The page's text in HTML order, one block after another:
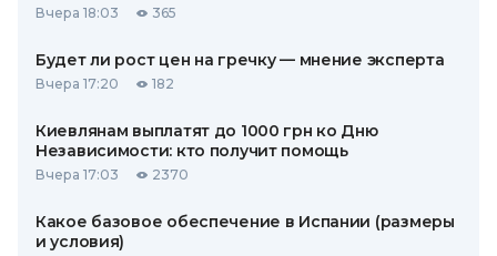
Вчера 18:03 365
Будет ли рост цен на гречку — мнение эксперта
Вчера 17:20 182
Киевлянам выплатят до 1000 грн ко Дню
Независимости: кто получит помощь
Вчера 17:03 2370
Какое базовое обеспечение в Испании (размеры
и условия)